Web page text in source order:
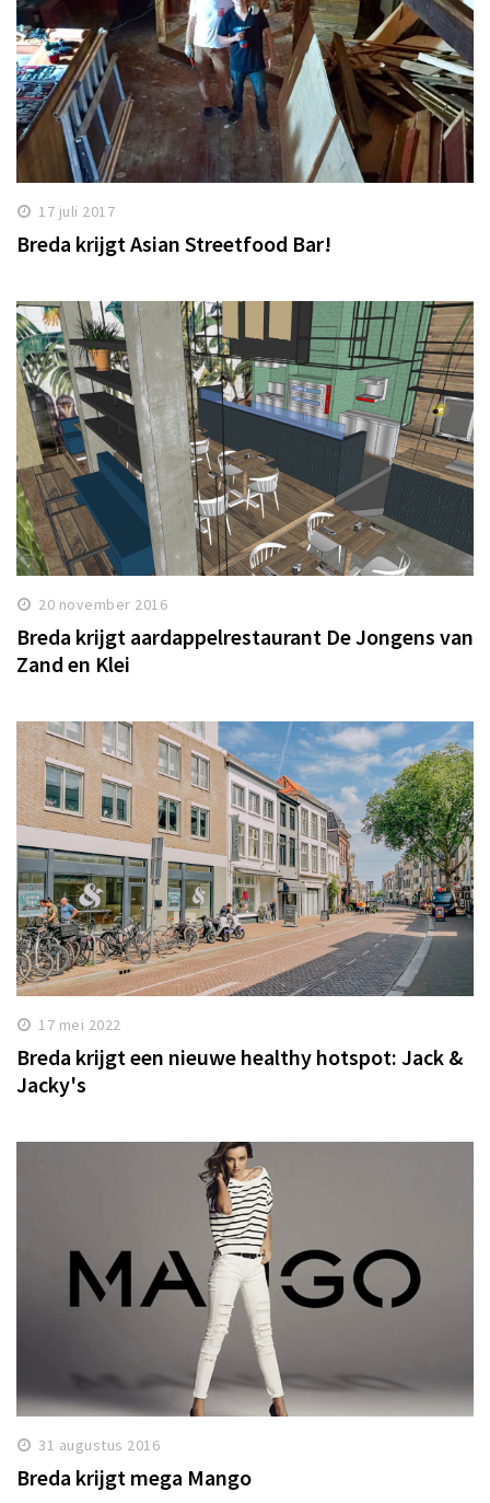
17 juli 2017
Breda krijgt Asian Streetfood Bar!
20 november 2016
Breda krijgt aardappelrestaurant De Jongens van
Zand en Klei
17 mei 2022
Breda krijgt een nieuwe healthy hotspot: Jack &
Jacky's
31 augustus 2016
Breda krijgt mega Mango